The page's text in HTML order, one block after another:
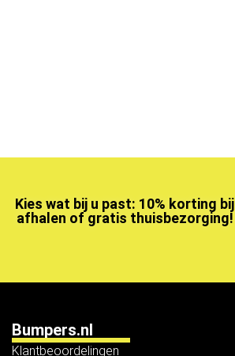
Kies wat bij u past: 10% korting bij
afhalen of gratis thuisbezorging!
Bumpers.nl
Klantbeoordelingen